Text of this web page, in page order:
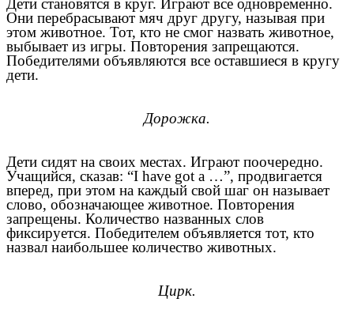
Они перебрасывают мяч друг другу, называя при
этом животное. Тот, кто не смог назвать животное,
выбывает из игры. Повторения запрещаются.
Победителями объявляются все оставшиеся в кругу
дети.
Дорожка.
Дети сидят на своих местах. Играют поочередно.
Учащийся, сказав: “I have got a …”, продвигается
вперед, при этом на каждый свой шаг он называет
слово, обозначающее животное. Повторения
запрещены. Количество названных слов
фиксируется. Победителем объявляется тот, кто
назвал наибольшее количество животных.
Цирк.